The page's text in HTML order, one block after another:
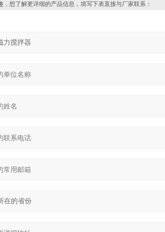
，想了解更详细的产品信息，填写下表直接与厂家联系：